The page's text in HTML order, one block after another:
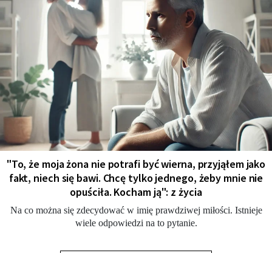
"To, że moja żona nie potrafi być wierna, przyjąłem jako
fakt, niech się bawi. Chcę tylko jednego, żeby mnie nie
opuściła. Kocham ją": z życia
Na co można się zdecydować w imię prawdziwej miłości. Istnieje
wiele odpowiedzi na to pytanie.